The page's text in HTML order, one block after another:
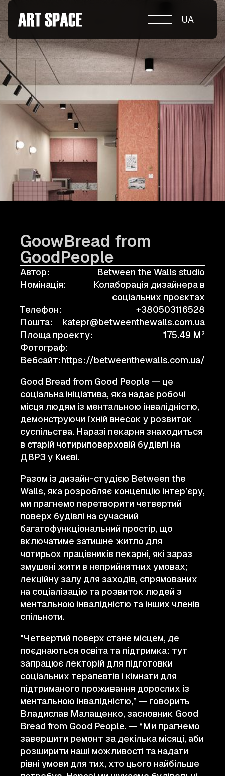
ПРО КОНКУРС
НОМІНАЦІЇ
ПРОЄКТИ 2026
ПАРТНЕРИ
НОМІНАНТИ 2025
ПЕРЕМОЖЦІ 2025
КОНТАКТИ
а.harusova@gmail.com
© 2025 Wmaax Studio
UA
GoowBread from
GoodPeople
Автор:
Between the Walls studio
Номінація:
Колаборація дизайнера в
соціальних проєктах
Телефон:
+380503116528
Пошта:
katepr@betweenthewalls.com.ua
Площа проекту:
175.49 M²
Фотограф:
Вебсайт:https://betweenthewalls.com.ua/
Good Bread from Good People — це
соціальна ініціатива, яка надає робочі
місця людям із ментальною інвалідністю,
демонструючи їхній внесок у розвиток
суспільства. Наразі пекарня знаходиться
в старій чотириповерховій будівлі на
ДВРЗ у Києві.
Разом із дизайн-студією Between the
Walls, яка розробляє концепцію інтер’єру,
ми прагнемо перетворити четвертий
поверх будівлі на сучасний
багатофункціональний простір, що
включатиме затишне житло для
чотирьох працівників пекарні, які зараз
змушені жити в неприйнятних умовах;
лекційну залу для заходів, спрямованих
на соціалізацію та розвиток людей з
ментальною інвалідністю та інших членів
спільноти.
"Четвертий поверх стане місцем, де
поєднаються освіта та підтримка: тут
запрацює лекторій для підготовки
соціальних терапевтів і кімнати для
підтриманого проживання дорослих із
ментальною інвалідністю,” — говорить
Владислав Малащенко, засновник Good
Bread from Good People. — “Ми прагнемо
завершити ремонт за декілька місяці, аби
розширити наші можливості та надати
рівні умови для тих, хто цього найбільше